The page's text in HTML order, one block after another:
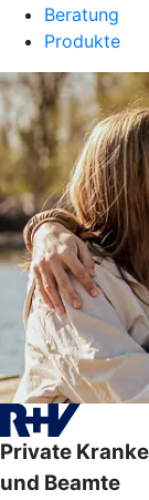
Beratung
Produkte
Private
und Beamte